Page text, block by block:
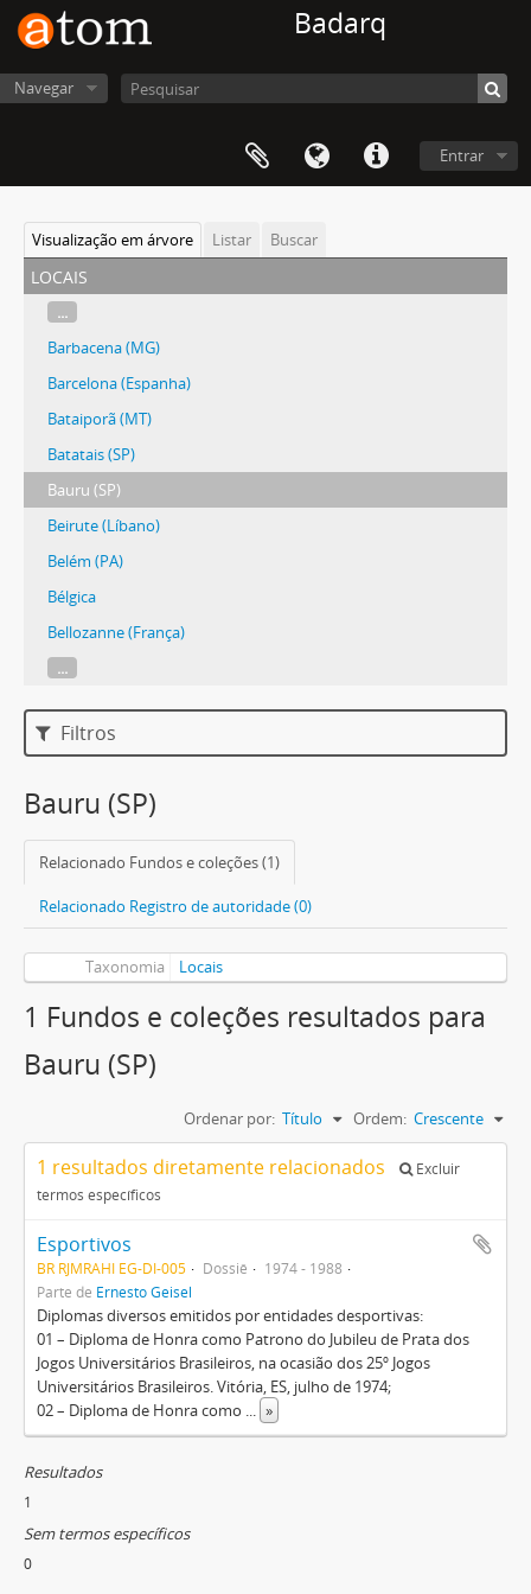
Badarq
Navegar
Entrar
Visualização em árvore Listar Buscar
locais
...
Barbacena (MG)
Barcelona (Espanha)
Bataiporã (MT)
Batatais (SP)
Bauru (SP)
Beirute (Líbano)
Belém (PA)
Bélgica
Bellozanne (França)
...
Filtros
Bauru (SP)
Relacionado Fundos e coleções (1)
Relacionado Registro de autoridade (0)
Taxonomia Locais
1 Fundos e coleções resultados para
Bauru (SP)
Ordenar por: Título Ordem: Crescente
1 resultados diretamente relacionados
Excluir
termos específicos
Esportivos
BR RJMRAHI EG-DI-005 Dossiê
1974 - 1988
Parte de Ernesto Geisel
Diplomas diversos emitidos por entidades desportivas:
01 – Diploma de Honra como Patrono do Jubileu de Prata dos
Jogos Universitários Brasileiros, na ocasião dos 25º Jogos
Universitários Brasileiros. Vitória, ES, julho de 1974;
02 – Diploma de Honra como ... »
Resultados
1
Sem termos específicos
0